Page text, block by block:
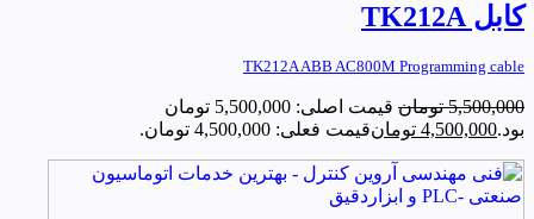
کابل TK212A
TK212A ABB AC800M Programming cable
5,500,000 تومان
قیمت اصلی: 5,500,000 تومان
بود.4,500,000 تومانقیمت فعلی: 4,500,000 تومان.